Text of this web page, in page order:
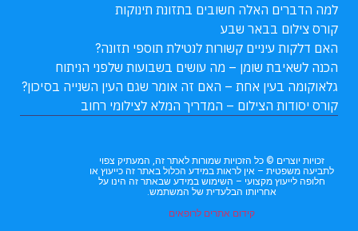
למה הדברים האלה חשובים בתזונת תינוקות
קורס צילום בבאר שבע
האם דלקות עיניים קשורות לנטילת תוספי תזונה?
הכנה לשאיבת שומן – מה עושים בשבועות שלפני הניתוח
גלאוקומה בעין אחת – האם זה אומר שגם העין השנייה בסיכון?
קורס יסודות הצילום – המדריך המלא לצילומי רחוב
זכויות יוצרים © כל הזכויות שמורות לאתר זה, המעתיק צפוי
לתביעה משפטית – אין לראות במידע הכלול באתר זה כייעוץ או
חלופה לייעוץ מקצועי – השימוש במידע שבאתר זה הינו על
אחריותו הבלעדית של המשתמש.
קידום אתרים לרופאים